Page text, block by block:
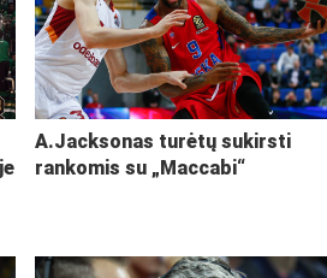
A.Jacksonas turėtų sukirsti
rankomis su „Maccabi“